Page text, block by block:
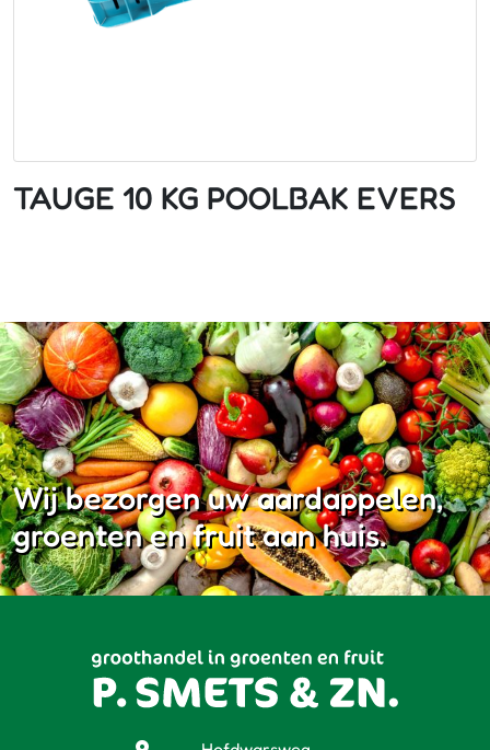
TAUGE 10 KG POOLBAK EVERS
Wij bezorgen uw aardappelen,
groenten en fruit aan huis.